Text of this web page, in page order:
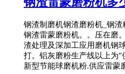
钢渣制磨机钢渣磨粉机_钢渣
钢渣雷蒙磨粉机。。压在磨
渣处理及深加工应用磨机钢
打。铝灰磨粉生产线以上为
新型节能球磨机粉.供应雷蒙